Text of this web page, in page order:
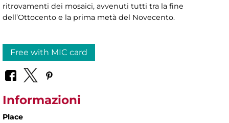
ritrovamenti dei mosaici, avvenuti tutti tra la fine
dell’Ottocento e la prima metà del Novecento.
Free with MIC card
Informazioni
Place